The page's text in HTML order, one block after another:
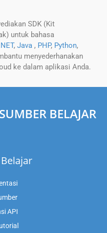
SDK (Kit
untuk bahasa
, Java , PHP, Python,
menyederhanakan
ke dalam aplikasi Anda.
BELAJAR
API